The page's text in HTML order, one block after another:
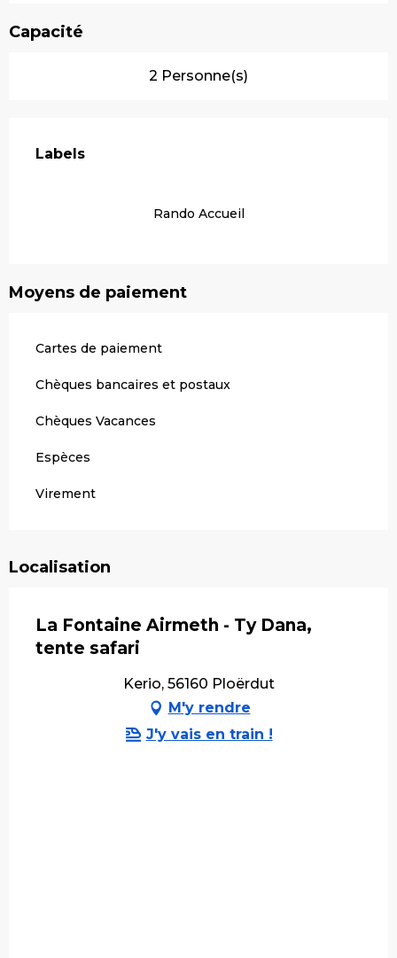
Capacité
2 Personne(s)
Labels
Labels
Rando Accueil
Moyens de paiement
Cartes de paiement
Chèques bancaires et postaux
Chèques Vacances
Espèces
Virement
Localisation
La Fontaine Airmeth - Ty Dana,
tente safari
Kerio, 56160 Ploërdut
M'y rendre
J'y vais en train !